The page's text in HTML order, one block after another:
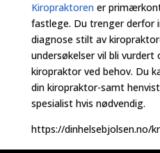
Kiropraktorener
fastlege. Du trenger derfor
diagnose stilt av
undersøkelser vil bli vurdert
kiropraktor ved behov. Du
din kiropraktor-samt
spesialist hvis nødvendig.
https://dinhelsebjolsen.no/